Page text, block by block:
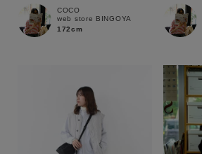
在庫
在庫あり
COCO
web store BINGOYA
172cm